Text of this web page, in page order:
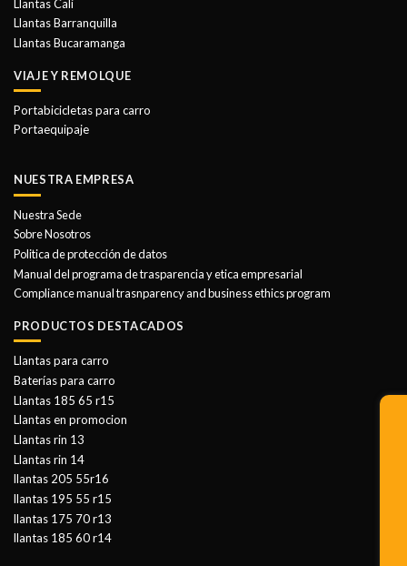
Llantas Cali
Llantas Barranquilla
Llantas Bucaramanga
VIAJE Y REMOLQUE
Portabicicletas para carro
Portaequipaje
NUESTRA EMPRESA
Nuestra Sede
Sobre Nosotros
Politica de protección de datos
Manual del programa de trasparencia y etica empresarial
Compliance manual trasnparency and business ethics program
PRODUCTOS DESTACADOS
Llantas para carro
Baterías para carro
Llantas 185 65 r15
Llantas en promocion
Llantas rin 13
Llantas rin 14
llantas 205 55r16
llantas 195 55 r15
llantas 175 70 r13
llantas 185 60 r14